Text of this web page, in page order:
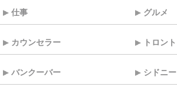
仕事 グルメ
カウンセラー トロント
バンクーバー シドニー